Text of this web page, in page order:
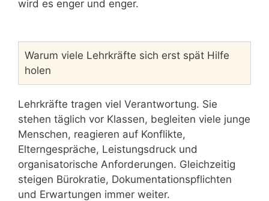
wird es enger und enger.
Warum viele Lehrkräfte sich erst spät Hilfe
holen
Lehrkräfte tragen viel Verantwortung. Sie
stehen täglich vor Klassen, begleiten viele junge
Menschen, reagieren auf Konflikte,
Elterngespräche, Leistungsdruck und
organisatorische Anforderungen. Gleichzeitig
steigen Bürokratie, Dokumentationspflichten
und Erwartungen immer weiter.